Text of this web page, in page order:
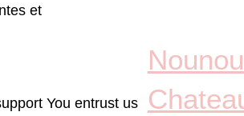
et
You entrust us